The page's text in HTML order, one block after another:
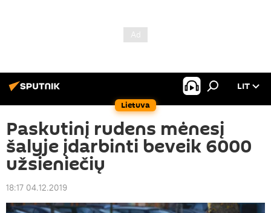
Lietuva
LIT
Paskutinį rudens mėnesį
šalyje įdarbinti beveik 6000
užsieniečių
18:17 04.12.2019